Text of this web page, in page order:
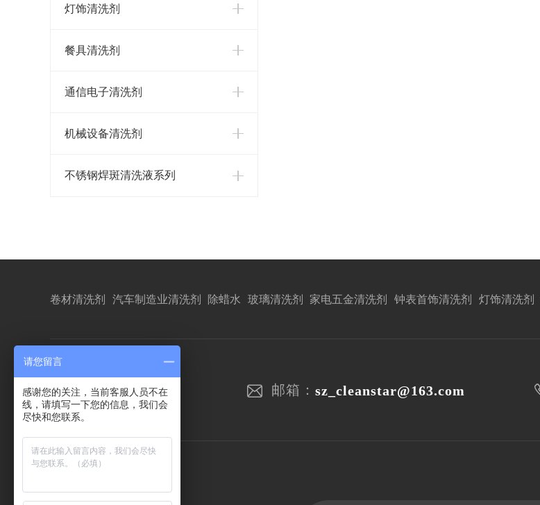
灯饰清洗剂
餐具清洗剂
通信电子清洗剂
机械设备清洗剂
不锈钢焊斑清洗液系列
卷材清洗剂 汽车制造业清洗剂 除蜡水 玻璃清洗剂 家电五金清洗剂 钟表首饰清洗剂 灯饰清洗剂
邮箱： sz_cleanstar@163.com
请您留言
感谢您的关注，当前客服人员不在
线，请填写一下您的信息，我们会
尽快和您联系。